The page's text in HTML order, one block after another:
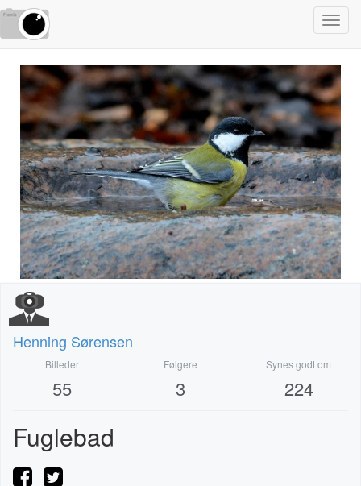
Henning Sørensen
Billeder
55
Følgere
3
Synes godt om
224
Fuglebad